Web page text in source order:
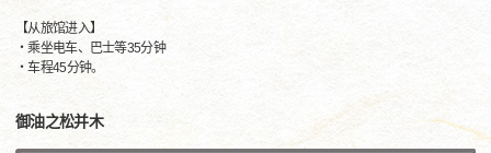
【从旅馆进入】
・乘坐电车、巴士等35分钟
・车程45分钟。
御油之松并木